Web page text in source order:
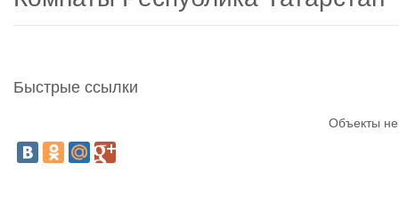
Быстрые ссылки
Объекты